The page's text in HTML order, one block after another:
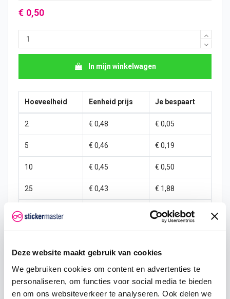
Deze website maakt gebruik van cookies
We gebruiken cookies om content en advertenties te
personaliseren, om functies voor social media te bieden
en om ons websiteverkeer te analyseren. Ook delen we
€ 0,50
In mijn winkelwagen
Hoeveelheid Eenheid prijs Je bespaart
2 € 0,48 € 0,05
5 € 0,46 € 0,19
10 € 0,45 € 0,50
25 € 0,43 € 1,88
€ 5,00
100 € 0,38 € 12,50
250 € 0,35 € 37,50
500
1000 € 0,25 € 250,00